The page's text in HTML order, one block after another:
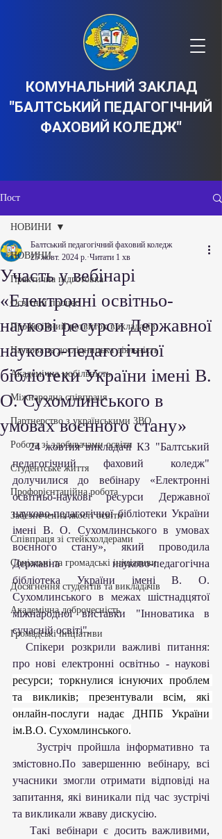
КОМУНАЛЬНИЙ ЗАКЛАД
"БАЛТСЬКИЙ ПЕДАГОГІЧНИЙ
ФАХОВИЙ КОЛЕДЖ"
Пост
НОВИНИ
Практична підготовка
Освітній процес
Професійний розвиток викладачів
Наукова та дослідницька діяльність
Академічна мобільність
Міжнародна співпраця
Партнерство з українськими ЗВО
Робота зі здобувачами освіти
Студентське життя
Профорієнтаційна робота
Забезпечення якості освіти
Співпраця зі стейкхолдерами
Соціальні та громадські ініціативи
Досягнення студентів та викладачів
Академічна доброчесність
Громадські ініціативи
НОВИНИ
Участь у вебінарі
«Електронні освітньо-
наукові ресурси Державної
науково-педагогічної
бібліотеки України імені В.
О. Сухомлинського в
умовах воєнного стану»
Балтський педагогічний фаховий коледж
25 жовт. 2024 р. Читати 1 хв
   24 жовтня викладачі КЗ "Балтський
педагогічний фаховий коледж"
долучилися до вебінару «Електронні
освітньо-наукові ресурси Державної
науково-педагогічної бібліотеки України
імені В. О. Сухомлинського в умовах
воєнного стану», який проводила
Державна науково-педагогічна
бібліотека України імені В. О.
Сухомлинського в межах шістнадцятої
міжнародної виставки "Інноватика в
сучасній освіті".
Спікери розкрили важливі питання:
ресурси; торкнулися існуючих проблем
та викликів; презентували всім, які
онлайн-послуги надає ДНПБ України
ім.В.О. Сухомлинського.
Зустріч пройшла інформативно та
змістовно.По завершенню вебінару, всі
учасники змогли отримати відповіді на
запитання, які виникали під час зустрічі
та викликали жваву дискусію.
Такі вебінари є досить важливими,